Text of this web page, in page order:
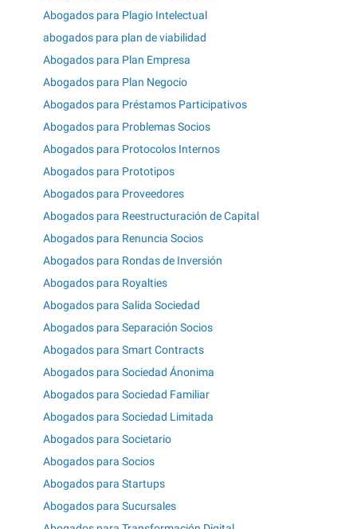
Abogados para Plagio Intelectual
abogados para plan de viabilidad
Abogados para Plan Empresa
Abogados para Plan Negocio
Abogados para Préstamos Participativos
Abogados para Problemas Socios
Abogados para Protocolos Internos
Abogados para Prototipos
Abogados para Proveedores
Abogados para Reestructuración de Capital
Abogados para Renuncia Socios
Abogados para Rondas de Inversión
Abogados para Royalties
Abogados para Salida Sociedad
Abogados para Separación Socios
Abogados para Smart Contracts
Abogados para Sociedad Ánonima
Abogados para Sociedad Familiar
Abogados para Sociedad Limitada
Abogados para Societario
Abogados para Socios
Abogados para Startups
Abogados para Sucursales